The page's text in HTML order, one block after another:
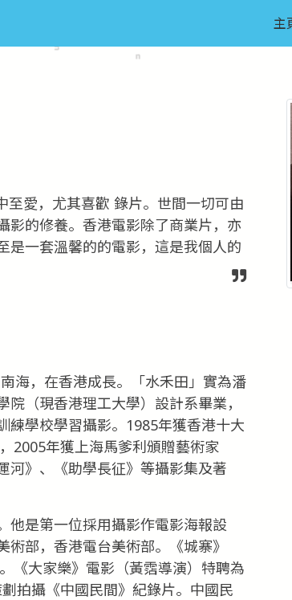
主
愛，尤其喜歡 錄片。世間一切可由
影的修養。香港電影除了商業片，亦
是一套溫馨的的電影，這是我個人的
海，在香港成長。「水禾田」實為潘
（現香港理工大學）設計系畢業，
練學校學習攝影。1985年獲香港十大
2005年獲上海馬爹利頒贈藝術家
河》、《助學長征》等攝影集及著
他是第一位採用攝影作電影海報設
部，香港電台美術部。《城寨》
《大家樂》電影（黃霑導演）特聘為
拍攝《中國民間》紀錄片。中國民